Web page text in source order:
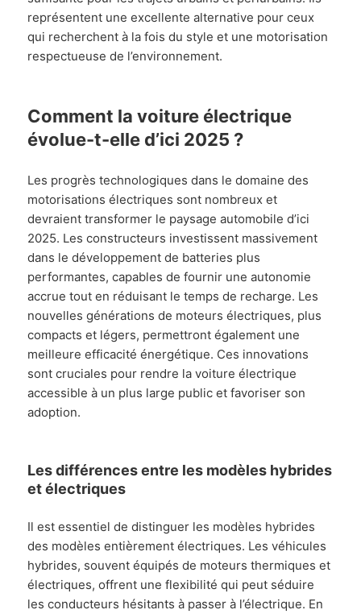
représentent une excellente alternative pour ceux
qui recherchent à la fois du style et une motorisation
respectueuse de l’environnement.
Comment la voiture électrique
évolue-t-elle d’ici 2025 ?
Les progrès technologiques dans le domaine des
motorisations électriques sont nombreux et
devraient transformer le paysage automobile d’ici
2025. Les constructeurs investissent massivement
dans le développement de batteries plus
performantes, capables de fournir une autonomie
accrue tout en réduisant le temps de recharge. Les
nouvelles générations de moteurs électriques, plus
compacts et légers, permettront également une
meilleure efficacité énergétique. Ces innovations
sont cruciales pour rendre la voiture électrique
accessible à un plus large public et favoriser son
adoption.
Les différences entre les modèles hybrides
et électriques
Il est essentiel de distinguer les modèles hybrides
des modèles entièrement électriques. Les véhicules
hybrides, souvent équipés de moteurs thermiques et
électriques, offrent une flexibilité qui peut séduire
les conducteurs hésitants à passer à l’électrique. En